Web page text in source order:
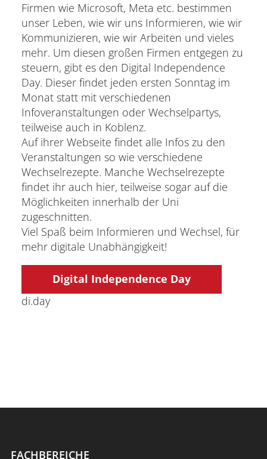
Firmen wie Microsoft, Meta etc. bestimmen
unser Leben, wie wir uns Informieren, wie wir
Kommunizieren, wie wir Arbeiten und vieles
mehr. Um diesen großen Firmen entgegen zu
steuern, gibt es den Digital Independence
Day. Dieser findet jeden ersten Sonntag im
Monat statt mit verschiedenen
Infoveranstaltungen oder Wechselpartys,
teilweise auch in Koblenz.
Auf ihrer Webseite findet alle Infos zu den
Veranstaltungen so wie verschiedene
Wechselrezepte. Manche Wechselrezepte
findet ihr auch hier, teilweise sogar auf die
Möglichkeiten innerhalb der Uni
zugeschnitten.
Viel Spaß beim Informieren und Wechsel, für
mehr digitale Unabhängigkeit!
Digital Independence Day
di.day
FACHBEREICHE